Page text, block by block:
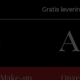
Gratis
Make-up